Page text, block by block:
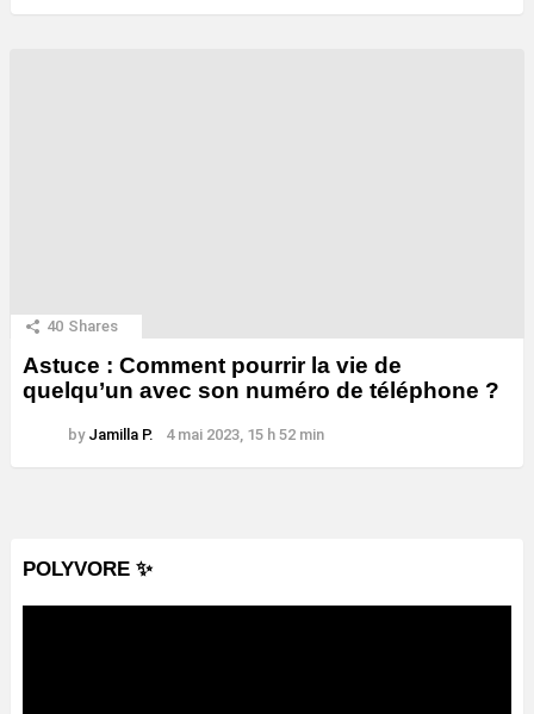
40 Shares
Astuce : Comment pourrir la vie de
quelqu’un avec son numéro de téléphone ?
by Jamilla P. 4 mai 2023, 15 h 52 min
POLYVORE ✨